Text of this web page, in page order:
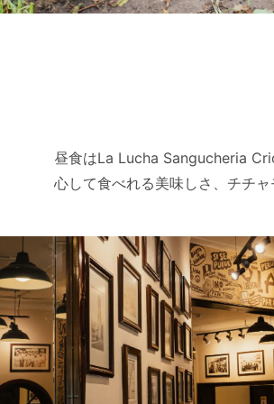
昼食はLa Lucha Sangucheria
心して食べれる美味しさ、チチ